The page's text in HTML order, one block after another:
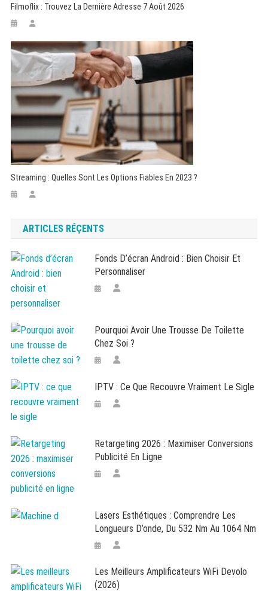
Filmoflix : Trouvez La Dernière Adresse 7 Août 2026
Streaming : Quelles Sont Les Options Fiables En 2023 ?
ARTICLES RÉÇENTS
Fonds D’écran Android : Bien Choisir Et
Personnaliser
Pourquoi Avoir Une Trousse De Toilette
Chez Soi ?
IPTV : Ce Que Recouvre Vraiment Le Sigle
Retargeting 2026 : Maximiser Conversions
Publicité En Ligne
Lasers Esthétiques : Comprendre Les
Longueurs D’onde, Du 532 Nm Au 1064 Nm
Les Meilleurs Amplificateurs WiFi Devolo
(2026)